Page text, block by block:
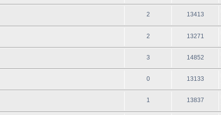
2 13413
2 13271
3 14852
0 13133
1 13837